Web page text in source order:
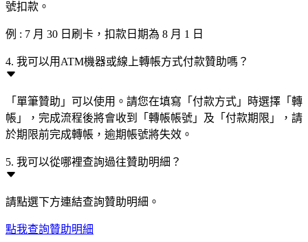
號扣款。
例 : 7 月 30 日刷卡，扣款日期為 8 月 1 日
4. 我可以用ATM機器或線上轉帳方式付款贊助嗎？
「單筆贊助」可以使用。請您在填寫「付款方式」時選擇「轉
帳」，完成流程後將會收到「轉帳帳號」及「付款期限」，請
於期限前完成轉帳，逾期帳號將失效。
5. 我可以從哪裡查詢過往贊助明細？
請點選下方連結查詢贊助明細。
點我查詢贊助明細